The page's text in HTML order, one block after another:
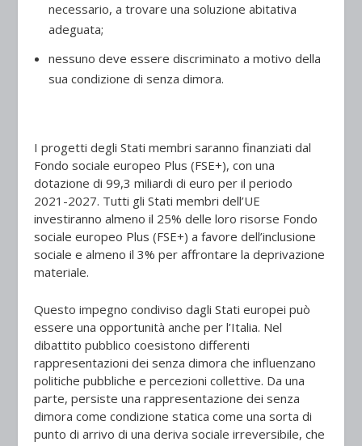
necessario, a trovare una soluzione abitativa
adeguata;
nessuno deve essere discriminato a motivo della
sua condizione di senza dimora.
I progetti degli Stati membri saranno finanziati dal
Fondo sociale europeo Plus (FSE+), con una
dotazione di 99,3 miliardi di euro per il periodo
2021-2027. Tutti gli Stati membri dell’UE
investiranno almeno il 25% delle loro risorse Fondo
sociale europeo Plus (FSE+) a favore dell’inclusione
sociale e almeno il 3% per affrontare la deprivazione
materiale.
Questo impegno condiviso dagli Stati europei può
essere una opportunità anche per l’Italia. Nel
dibattito pubblico coesistono differenti
rappresentazioni dei senza dimora che influenzano
politiche pubbliche e percezioni collettive. Da una
parte, persiste una rappresentazione dei senza
dimora come condizione statica come una sorta di
punto di arrivo di una deriva sociale irreversibile, che